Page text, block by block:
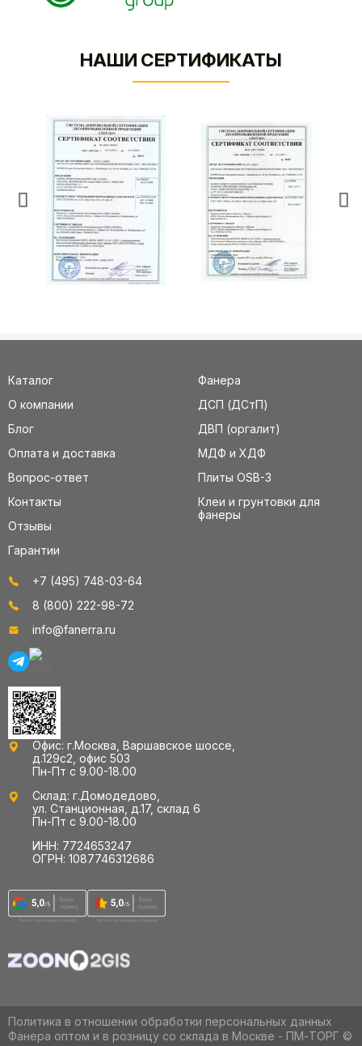
НАШИ СЕРТИФИКАТЫ
Каталог
О компании
Блог
Оплата и доставка
Вопрос-ответ
Контакты
Отзывы
Гарантии
Фанера
ДСП (ДСтП)
ДВП (оргалит)
МДФ и ХДФ
Плиты OSB-3
Клеи и грунтовки для
фанеры
+7 (495) 748-03-64
8 (800) 222-98-72
info@fanerra.ru
Офис: г.Москва, Варшавское шоссе,
д.129с2, офис 503
Пн-Пт с 9.00-18.00
Склад: г.Домодедово,
ул. Станционная, д.17, склад 6
Пн-Пт с 9.00-18.00
ИНН: 7724653247
ОГРН: 1087746312686
Политика в отношении обработки персональных данных
Фанера оптом и в розницу со склада в Москве - ПМ-ТОРГ ©